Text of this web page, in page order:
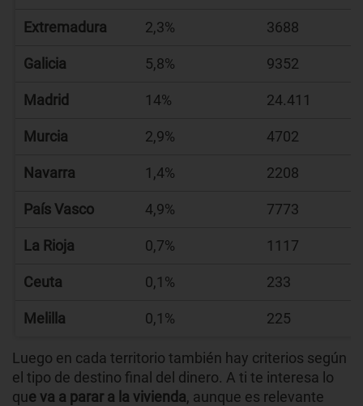
Extremadura 2,3% 3688
Galicia 5,8% 9352
Madrid 14% 24.411
Murcia 2,9% 4702
Navarra 1,4% 2208
País Vasco 4,9% 7773
La Rioja 0,7% 1117
Ceuta 0,1% 233
Melilla 0,1% 225
Luego en cada territorio también hay criterios según
el tipo de destino final del dinero. A ti te interesa lo
que va a parar a la vivienda, aunque es relevante